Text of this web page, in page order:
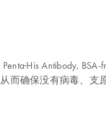
Antibody,
确保没有病毒、支